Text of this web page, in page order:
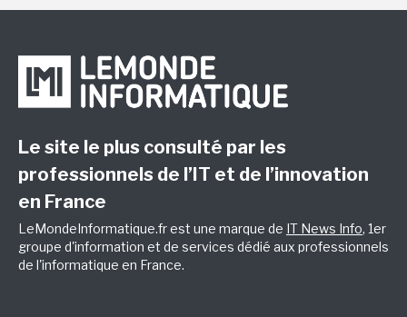
Le site le plus consulté par les
professionnels de l’IT et de l’innovation
en France
LeMondeInformatique.fr est une marque de IT News Info, 1er
groupe d'information et de services dédié aux professionnels
de l'informatique en France.